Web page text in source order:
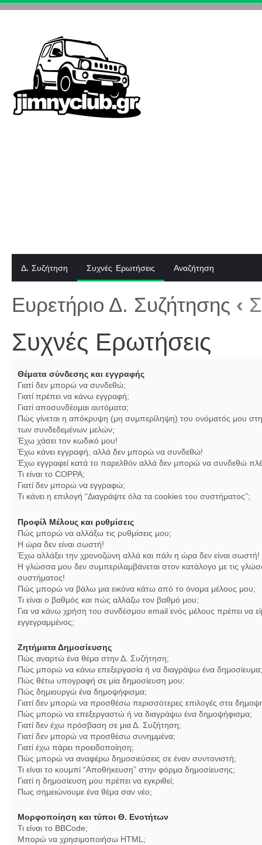
Δ. Συζήτηση Συχνές Ερωτήσεις Αναζήτηση
Ευρετήριο Δ. Συζήτησης ‹
Συχνές Ερωτήσεις
Θέματα σύνδεσης και εγγραφής
Γιατί δεν μπορώ να συνδεθώ;
Γιατί πρέπει να κάνω εγγραφή;
Γιατί αποσυνδέομαι αυτόματα;
Πώς γίνεται η απόκρυψη (μη συμπερίληψη) του ονόματός μου στη
των συνδεδεμένων μελών;
Έχω χάσει τον κωδικό μου!
Έχω κάνει εγγραφή, αλλά δεν μπορώ να συνδεθώ!
Έχω εγγραφεί κατά το παρελθόν αλλά δεν μπορώ να συνδεθώ
Τι είναι το COPPA;
Γιατί δεν μπορώ να εγγραφώ;
Τι κάνει η επιλογή “Διαγράψτε όλα τα cookies του συστήματος”;
Προφίλ Μέλους και ρυθμίσεις
Πώς μπορώ να αλλάξω τις ρυθμίσεις μου;
Η ώρα δεν είναι σωστή!
Έχω αλλάξει την χρονοζώνη αλλά και πάλι η ώρα δεν είναι σωστή!
Η γλώσσα μου δεν συμπεριλαμβάνεται στον κατάλογο με τις
συστήματος!
Πώς μπορώ να βάλω μια εικόνα κάτω από το όνομα μέλους μου;
Τι είναι ο βαθμός και πώς αλλάζω τον βαθμό μου;
Για να κάνω χρήση του συνδέσμου email ενός μέλους πρέπει να
εγγεγραμμένος;
Ζητήματα Δημοσίευσης
Πώς αναρτώ ένα θέμα στην Δ. Συζήτηση;
Πώς μπορώ να κάνω επεξεργασία ή να διαγράψω ένα δημοσίευμα;
Πώς θέτω υπογραφή σε μία δημοσίευση μου;
Πώς δημιουργώ ένα δημοψήφισμα;
Γιατί δεν μπορώ να προσθέσω περισσότερες επιλογές στα
Πώς μπορώ να επεξεργαστώ ή να διαγράψω ένα δημοψήφισμα;
Γιατί δεν έχω πρόσβαση σε μια Δ. Συζήτηση;
Γιατί δεν μπορώ να προσθέσω συνημμένα;
Γιατί έχω πάρει προειδοποίηση;
Πώς μπορώ να αναφέρω δημοσιεύσεις σε έναν συντονιστή;
Τι είναι το κουμπί “Αποθήκευση” στην φόρμα δημοσίευσης;
Γιατί η δημοσίευση μου πρέπει να εγκριθεί;
Πως σημειώνουμε ένα θέμα σαν νέο;
Μορφοποίηση και τύποι Θ. Ενοτήτων
Τι είναι το BBCode;
Μπορώ να χρησιμοποιήσω HTML;